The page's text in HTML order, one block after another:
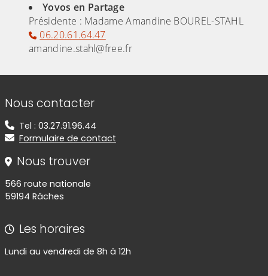
Yovos en Partage
Présidente : Madame Amandine BOUREL-STAHL
06.20.61.64.47
amandine.stahl@free.fr
Informations de contact
Nous contacter
Tel : 03.27.91.96.44
Formulaire de contact
Nous trouver
566 route nationale
59194 Râches
Les horaires
Lundi au vendredi de 8h à 12h